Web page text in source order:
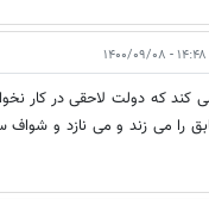
۱۴:۴۸ - ۱۴۰۰/۰۹/۰۸
که دولت لاحقی در کار
را می زند و می نازد و شواف